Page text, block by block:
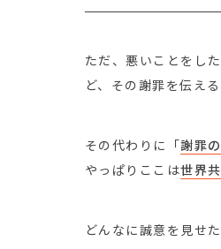
ただ、悪いことをし
ど、その謝罪を伝え
その代わりに「謝罪
やっぱりここは世界
どんなに誠意を見せ